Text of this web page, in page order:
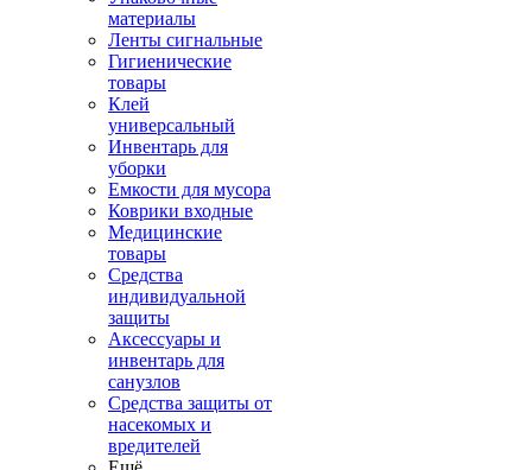
материалы
Ленты сигнальные
Гигиенические
товары
Клей
универсальный
Инвентарь для
уборки
Емкости для мусора
Коврики входные
Медицинские
товары
Средства
индивидуальной
защиты
Аксессуары и
инвентарь для
санузлов
Средства защиты от
насекомых и
вредителей